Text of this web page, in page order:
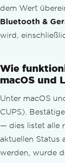
dem Wert
Bluetooth &
wird,
Wie
macOS und
Unter macOS
CUPS).
— dies listet alle
aktuellen Status
werden, wurde